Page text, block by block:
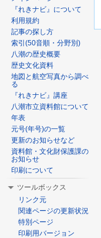
『れきナビ』について
利用規約
記事の探し方
索引(50音順・分野別)
八潮の歴史概要
歴史文化資料
地図と航空写真から調べ
る
『れきナビ』講座
八潮市立資料館について
年表
元号(年号)の一覧
更新のお知らせなど
資料館・文化財保護課の
お知らせ
印刷について
ツールボックス
リンク元
関連ページの更新状況
特別ページ
印刷用バージョン